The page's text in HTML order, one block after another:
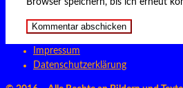
Browser speichern, bis ich erneut
Impressum
Datenschutzerklärung